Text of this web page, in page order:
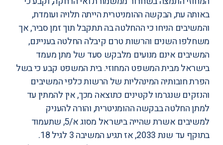
באותה עת, הבקשה ההומניטרית הייתה תלויה ועומדת,
והמשיבים הניחו כי ההחלטה בה תתקבל תוך זמן סביר, אך
משחלפו השנים והרשות טרם קיבלה החלטה בעניינם,
המשיבים אינם מנועים מלבקש סעד של מתן מעמד
בישראל מבית המשפט המחוזי. בית המשפט קבע כי בשל
הפרת חובותיה המינהליות של הרשות כלפי המשיבים
והנזקים שנגרמו לקטינים כתוצאה מכך, אין להמתין עד
למתן החלטה בבקשה ההומניטרית, והורה להעניק
למשיבים אשרת שהייה בישראל מסוג א/5, שתעמוד
בתוקף עד שנת 2033, אז תגיע המשיבה 3 לגיל 18.